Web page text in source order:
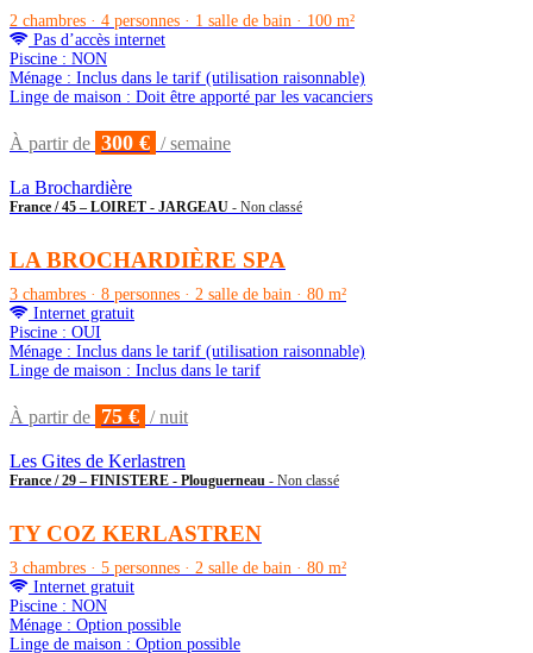
2 chambres · 4 personnes · 1 salle de bain · 100 m²
Pas d’accès internet
Piscine : NON
Ménage : Inclus dans le tarif (utilisation raisonnable)
Linge de maison : Doit être apporté par les vacanciers
À partir de 300 € / semaine
La Brochardière
France / 45 – LOIRET - JARGEAU - Non classé
LA BROCHARDIÈRE SPA
3 chambres · 8 personnes · 2 salle de bain · 80 m²
Internet gratuit
Piscine : OUI
Ménage : Inclus dans le tarif (utilisation raisonnable)
Linge de maison : Inclus dans le tarif
À partir de 75 € / nuit
Les Gites de Kerlastren
France / 29 – FINISTERE - Plouguerneau - Non classé
TY COZ KERLASTREN
3 chambres · 5 personnes · 2 salle de bain · 80 m²
Internet gratuit
Piscine : NON
Ménage : Option possible
Linge de maison : Option possible